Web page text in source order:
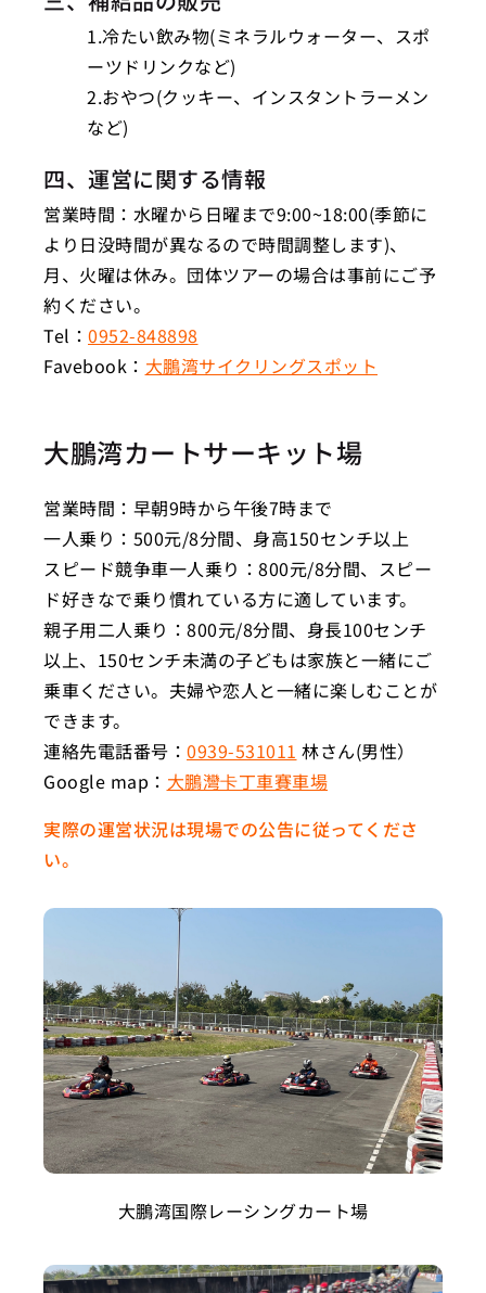
1.冷たい飲み物(ミネラルウォーター、スポ
ーツドリンクなど)
2.おやつ(クッキー、インスタントラーメン
など)
四、運営に関する情報
営業時間：水曜から日曜まで9:00~18:00(季節に
より日没時間が異なるので時間調整します)、
月、火曜は休み。団体ツアーの場合は事前にご予
約ください。
Tel： 0952-848898
Favebook： 大鵬湾サイクリングスポット
大鵬湾カートサーキット場
営業時間：早朝9時から午後7時まで
一人乗り：500元/8分間、身高150センチ以上
スピード競争車一人乗り：800元/8分間、スピー
ド好きなで乗り慣れている方に適しています。
親子用二人乗り：800元/8分間、身長100センチ
以上、150センチ未満の子どもは家族と一緒にご
乗車ください。夫婦や恋人と一緒に楽しむことが
できます。
連絡先電話番号： 0939-531011 林さん(男性）
Google map： 大鵬灣卡丁車賽車場
実際の運営状況は現場での公告に従ってくださ
い。
大鵬湾国際レーシングカート場